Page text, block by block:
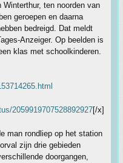
ten noorden van
geroepen en daarna
bedreigd. Dat meldt
Anzeiger. Op beelden is
klas met schoolkinderen.
2059919707528892927[/x]
man rondliep op het station
zijn drie gebieden
doorgangen,